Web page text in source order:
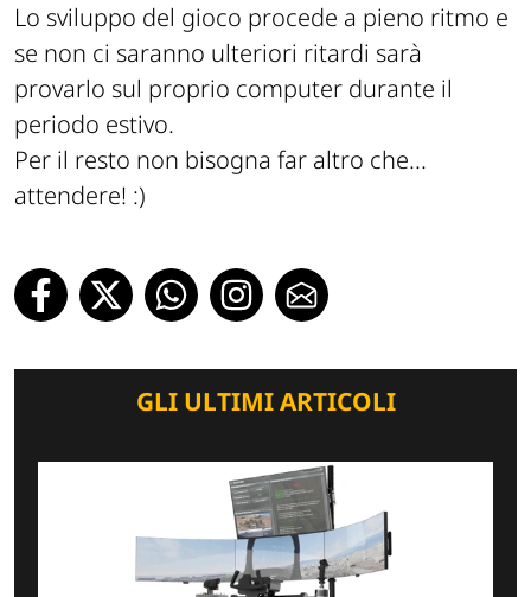
Lo sviluppo del gioco procede a pieno ritmo e
se non ci saranno ulteriori ritardi sarà
provarlo sul proprio computer durante il
periodo estivo.
Per il resto non bisogna far altro che...
attendere! :)
GLI ULTIMI ARTICOLI